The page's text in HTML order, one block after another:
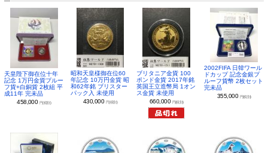
天皇陛下御在位十年
記念 1万円金貨プルー
フ貨+白銅貨 2枚組 平
成11年 完未品
458,000 円(税別)
昭和天皇様御在位60
年記念 10万円金貨 昭
和62年銘 ブリスター
パック入 未使用
430,000 円(税別)
ブリタニア金貨 100
ポンド金貨 2017年銘
英国王立造幣局 1オン
ス金貨 未使用
660,000 円(税別)
2002FIFA 日韓ワール
ドカップ 記念金銀プ
ルーフ貨幣 2枚セット
完未品
355,000 円(税別)